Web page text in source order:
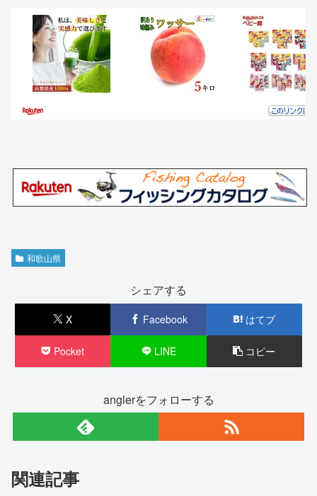
和歌山県
シェアする
X Facebook はてブ
Pocket LINE コピー
anglerをフォローする
関連記事